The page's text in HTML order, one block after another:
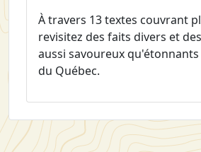
À travers 13 textes couvrant
revisitez des faits divers et
aussi savoureux
du Québec.